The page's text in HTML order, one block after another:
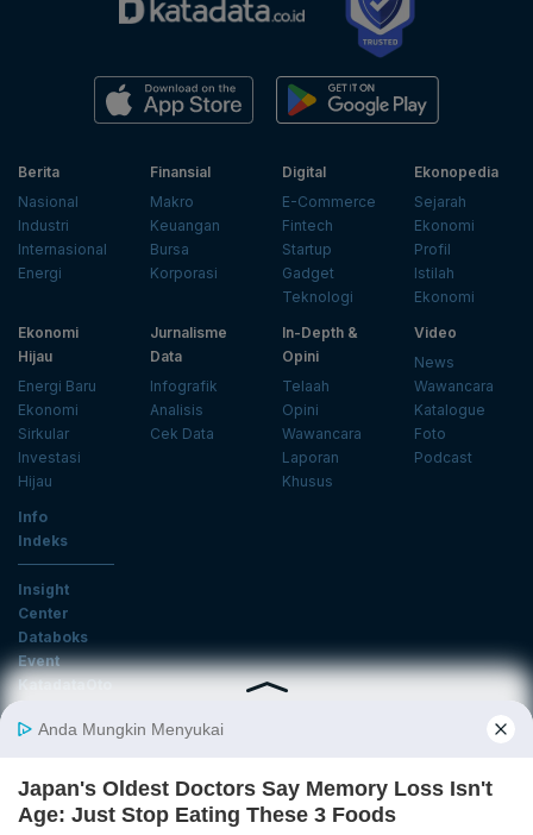
Berita
Nasional
Industri
Internasional
Energi
Finansial
Makro
Keuangan
Bursa
Korporasi
Digital
E-Commerce
Fintech
Startup
Gadget
Teknologi
Ekonopedia
Sejarah
Ekonomi
Profil
Istilah
Ekonomi
Ekonomi
Hijau
Energi Baru
Ekonomi
Sirkular
Investasi
Hijau
Jurnalisme
Data
Infografik
Analisis
Cek Data
In-Depth &
Opini
Telaah
Opini
Wawancara
Laporan
Khusus
Video
News
Wawancara
Katalogue
Foto
Podcast
Info
Indeks
Insight
Center
Databoks
Event
KatadataOto
Email
Daftar